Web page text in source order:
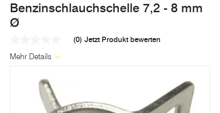
Benzinschlauchschelle 7,2 - 8 mm
Ø
Link
(0) Jetzt Produkt bewerten
Mehr Details